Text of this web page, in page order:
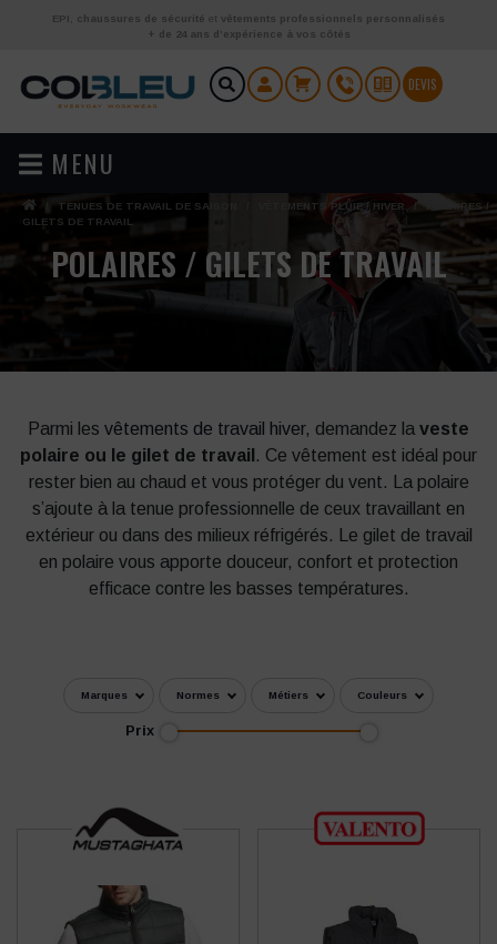
Aller au contenu
EPI chaussures de sécurité et vêtements professionnels personnalisés
+ de 24 ans d’expérience à vos côtés
DEVIS
MENU
TENUES DE TRAVAIL DE SAISON VÊTEMENTS PLUIE / HIVER /
POLAIRES /
GILETS DE TRAVAIL
POLAIRES / GILETS DE TRAVAIL
Parmi les vêtements de travail hiver, demandez la veste
polaire ou le gilet de travail . Ce vêtement est idéal pour
rester bien au chaud et vous protéger du vent. La polaire
s’ajoute à la tenue professionnelle de ceux travaillant en
extérieur ou dans des milieux réfrigérés. Le gilet de travail
en polaire vous apporte douceur, confort et protection
efficace contre les basses températures.
Marques Normes Métiers Couleurs
Prix